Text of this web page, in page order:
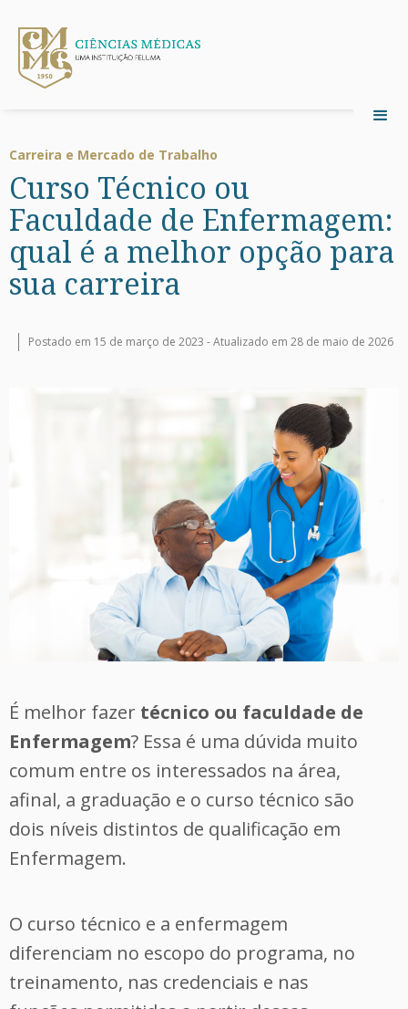
Carreira e Mercado de Trabalho
Curso Técnico ou
Faculdade de Enfermagem:
qual é a melhor opção para
sua carreira
Postado em 15 de março de 2023 -Atualizado em 28 de maio de 2026
É melhor fazer técnico ou faculdade de
Enfermagem? Essa é uma dúvida muito
comum entre os interessados na área,
afinal, a graduação e o curso técnico são
dois níveis distintos de qualificação em
Enfermagem.
O curso técnico e a enfermagem
diferenciam no escopo do programa, no
treinamento, nas credenciais e nas